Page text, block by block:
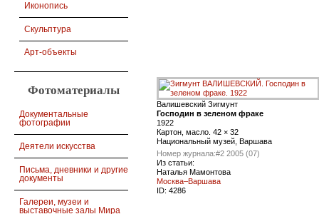
Иконопись
Скульптура
Арт-объекты
Фотоматериалы
Документальные
фотографии
Деятели искусства
Письма, дневники и другие
документы
Галереи, музеи и
выставочные залы Мира
Валишевский Зигмунт
Господин в зеленом фраке
1922
Картон, масло. 42 × 32
Национальный музей, Варшава
Номер журнала:#2 2005 (07)
Из статьи:
Наталья Мамонтова
Москва–Варшава
ID: 4286